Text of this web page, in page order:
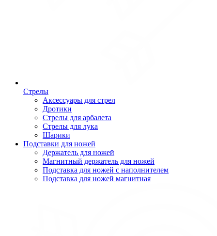
Стрелы
Аксессуары для стрел
Дротики
Стрелы для арбалета
Стрелы для лука
Шарики
Подставки для ножей
Держатель для ножей
Магнитный держатель для ножей
Подставка для ножей с наполнителем
Подставка для ножей магнитная